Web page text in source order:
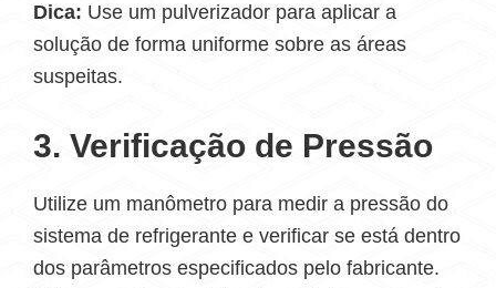
Dica: Use um pulverizador para aplicar a
solução de forma uniforme sobre as áreas
suspeitas.
3. Verificação de Pressão
Utilize um manômetro para medir a pressão do
sistema de refrigerante e verificar se está dentro
dos parâmetros especificados pelo fabricante.